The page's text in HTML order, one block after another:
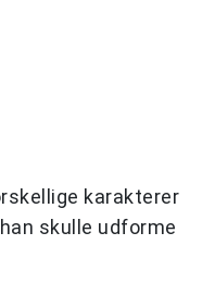
karakterer
skulle udforme